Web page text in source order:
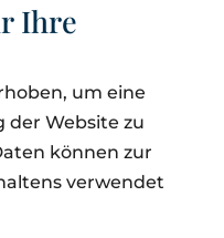
Ihre
um eine
Website zu
können zur
verwendet